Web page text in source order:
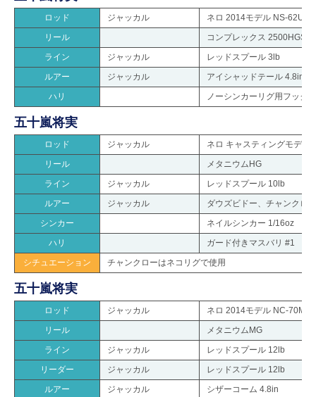
ロッド ジャッカル
ネロ 2014モデル NS-62UL
リール
コンプレックス 2500HGS
ライン
ジャッカル
レッドスプール 3lb
ルアー
ジャッカル
アイシャッドテール 4.8in
ハリ
ノーシンカーリグ用フック
五十嵐将実
ロッド ジャッカル
ネロ キャスティングモデル
リール
メタニウムHG
ライン
ジャッカル
レッドスプール 10lb
ルアー
ジャッカル
ダウズビドー、チャンクロ
シンカー
ネイルシンカー 1/16oz
ハリ
ガード付きマスバリ #1
シチュエーション
チャンクローはネコリグで使用
五十嵐将実
ロッド ジャッカル
ネロ 2014モデル NC-70MH
リール
メタニウムMG
ライン
ジャッカル
レッドスプール 12lb
リーダー
ジャッカル
レッドスプール 12lb
ルアー
ジャッカル シザーコーム 4.8in